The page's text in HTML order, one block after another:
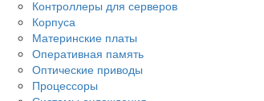
Контроллеры для серверов
Корпуса
Материнские платы
Оперативная память
Оптические приводы
Процессоры